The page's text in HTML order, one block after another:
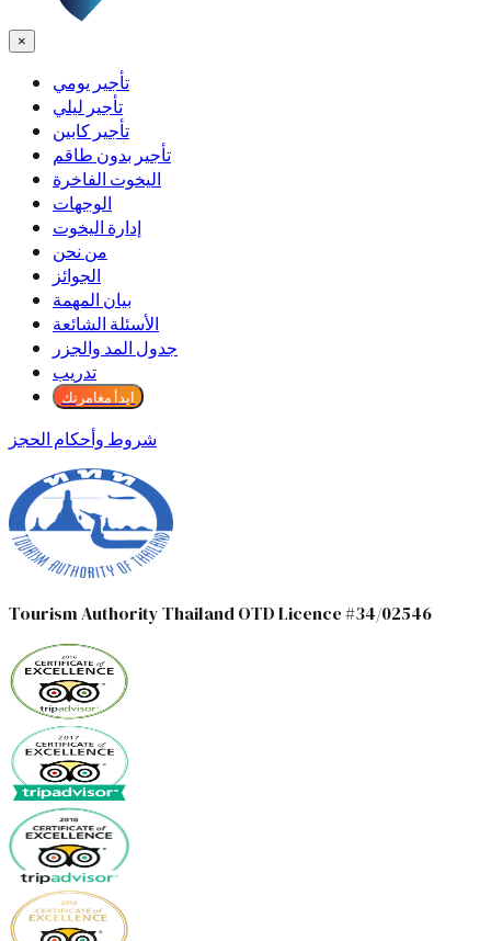
×
تأجير يومي
تأجير ليلي
تأجير كابين
تأجير بدون طاقم
اليخوت الفاخرة
الوجهات
إدارة اليخوت
من نحن
الجوائز
بيان المهمة
الأسئلة الشائعة
جدول المد والجزر
تدريب
ابدأ مغامرتك
شروط وأحكام الحجز
Tourism Authority Thailand OTD Licence #34/02546